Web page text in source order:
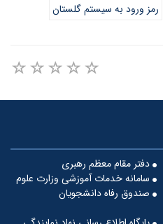
رمز ورود به سیستم گلستان
دفتر مقام معظم رهبری
سامانه خدمات آموزشی وزارت علوم
صندوق رفاه دانشجویان